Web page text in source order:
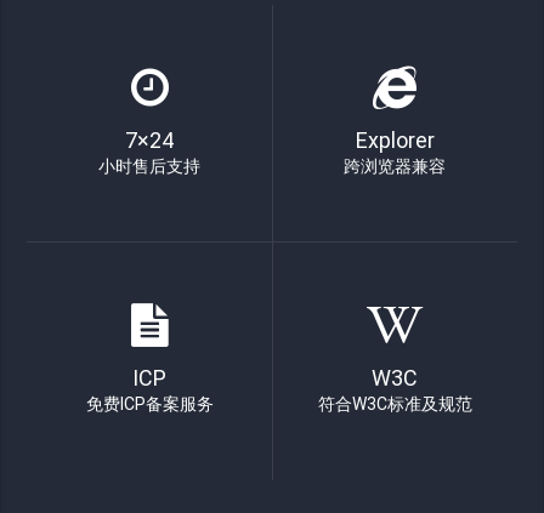
7×24
小时售后支持
Explorer
跨浏览器兼容
ICP
免费ICP备案服务
W3C
符合W3C标准及规范